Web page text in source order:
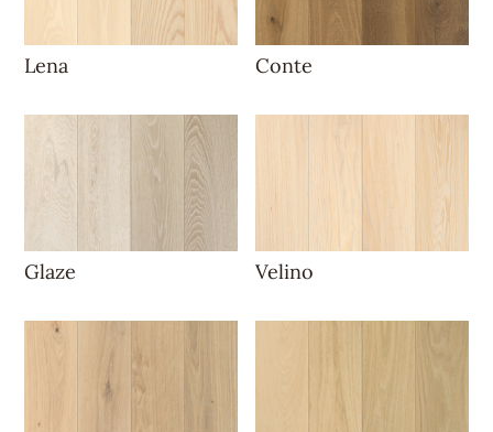
Lena Conte
Glaze Velino